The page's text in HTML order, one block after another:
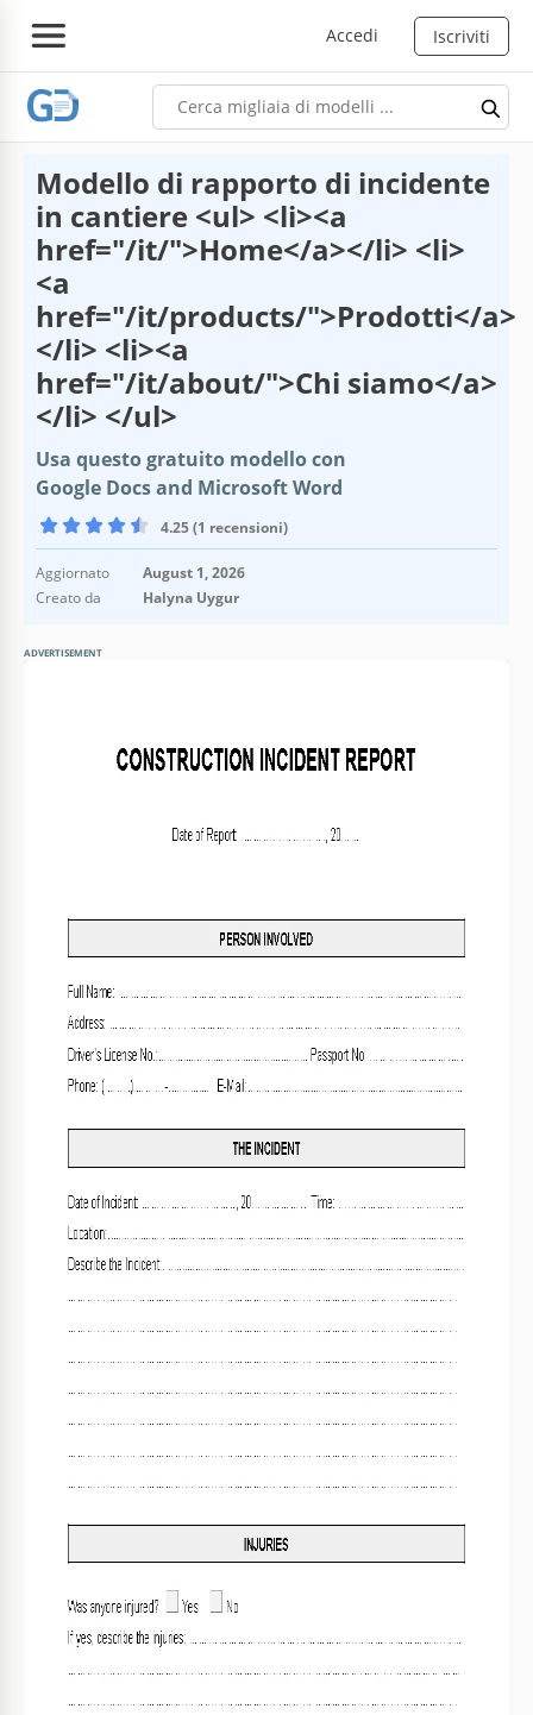
Accedi Iscriviti
Modello di rapporto di incidente
in cantiere <ul> <li><a
href="/it/">Home</a></li> <li>
<a
href="/it/products/">Prodotti</a>
</li> <li><a
href="/it/about/">Chi siamo</a>
</li> </ul>
Usa questo gratuito modello con
Google Docs and Microsoft Word
4.25 (1 recensioni)
Aggiornato
August 1, 2026
Creato da
Halyna Uygur
ADVERTISEMENT